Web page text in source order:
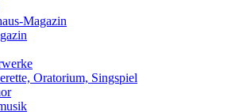
Magazin
Oratorium, Singspiel